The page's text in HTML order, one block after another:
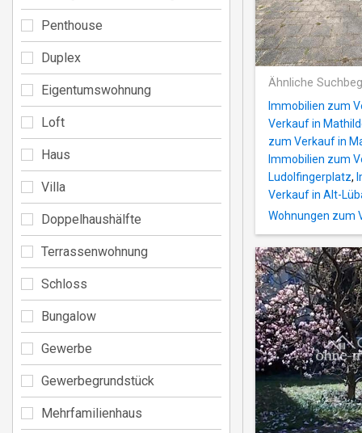
Ähnliche
Immobilien zum
Verkauf in
zum Verkauf in
Immobilien zum
Ludolfingerplatz,
Verkauf in Alt-
Wohnungen zum
Penthouse
Duplex
Eigentumswohnung
Loft
Haus
Villa
Doppelhaushälfte
Terrassenwohnung
Schloss
Bungalow
Gewerbe
Gewerbegrundstück
Mehrfamilienhaus